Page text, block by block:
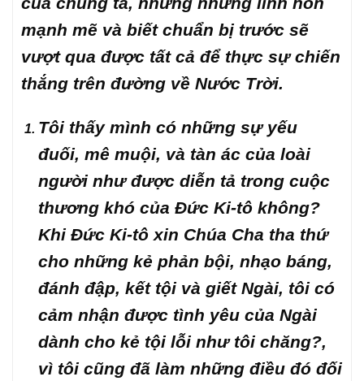
mạnh mẽ và biết chuẩn bị trước sẽ
vượt qua được tất cả để thực sự chiến
thắng trên đường về Nước Trời.
Tôi thấy mình có những sự yếu
đuối, mê muội, và tàn ác của loài
người như được diễn tả trong cuộc
thương khó của Đức Ki-tô không?
Khi Đức Ki-tô xin Chúa Cha tha thứ
cho những kẻ phản bội, nhạo báng,
đánh đập, kết tội và giết Ngài, tôi có
cảm nhận được tình yêu của Ngài
dành cho kẻ tội lỗi như tôi chăng?,
vì tôi cũng đã làm những điều đó đối